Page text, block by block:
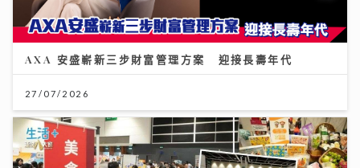
AXA 安盛嶄新三步財富管理方案 迎接長壽年代
27/07/2026